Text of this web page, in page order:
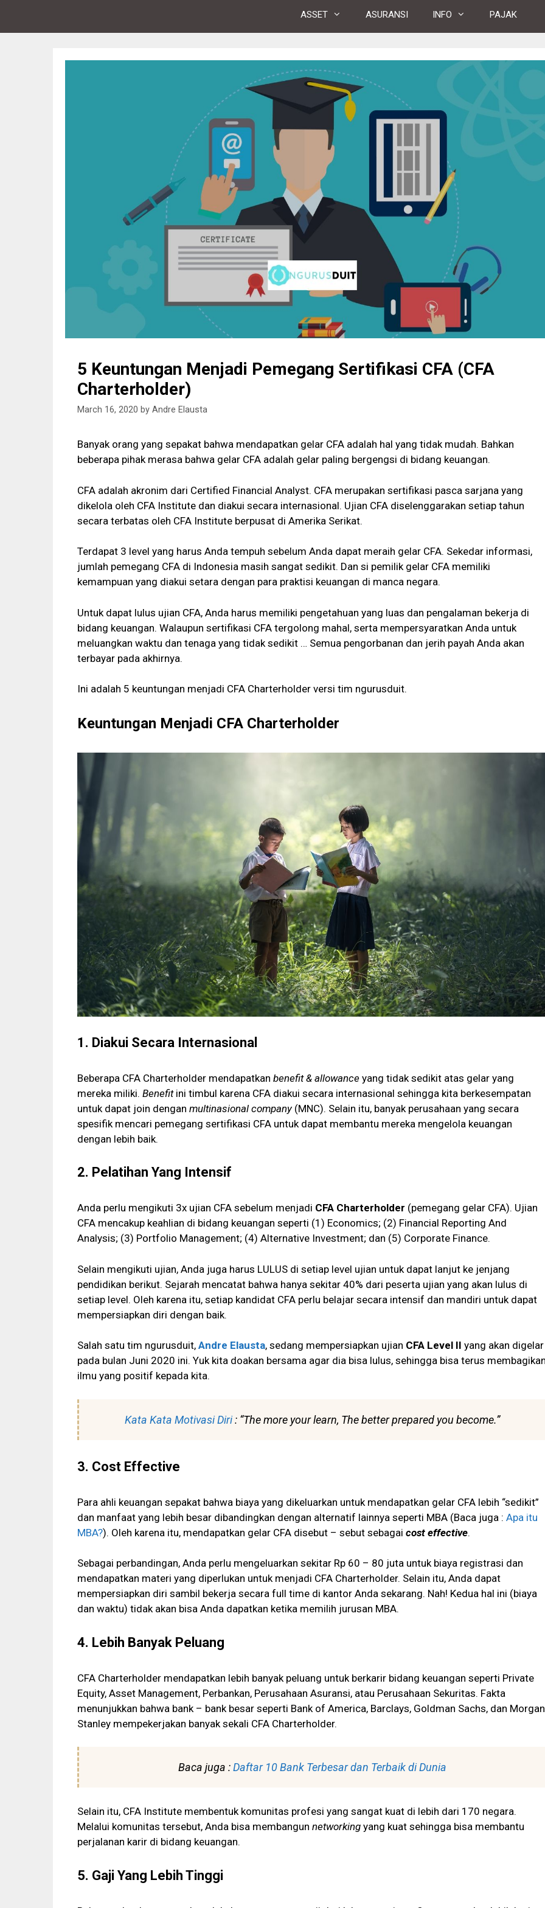
ASSET ASURANSI INFO PAJAK
5 Keuntungan Menjadi Pemegang Sertifikasi CFA (CFA
Charterholder)
March 16, 2020 by Andre Elausta
Banyak orang yang sepakat bahwa mendapatkan gelar CFA adalah hal yang tidak mudah. Bahkan
beberapa pihak merasa bahwa gelar CFA adalah gelar paling bergengsi di bidang keuangan.
CFA adalah akronim dari Certified Financial Analyst. CFA merupakan sertifikasi pasca sarjana yang
dikelola oleh CFA Institute dan diakui secara internasional. Ujian CFA diselenggarakan setiap tahun
secara terbatas oleh CFA Institute berpusat di Amerika Serikat.
Terdapat 3 level yang harus Anda tempuh sebelum Anda dapat meraih gelar CFA. Sekedar informasi,
jumlah pemegang CFA di Indonesia masih sangat sedikit. Dan si pemilik gelar CFA memiliki
kemampuan yang diakui setara dengan para praktisi keuangan di manca negara.
Untuk dapat lulus ujian CFA, Anda harus memiliki pengetahuan yang luas dan pengalaman bekerja di
bidang keuangan. Walaupun sertifikasi CFA tergolong mahal, serta mempersyaratkan Anda untuk
meluangkan waktu dan tenaga yang tidak sedikit … Semua pengorbanan dan jerih payah Anda akan
terbayar pada akhirnya.
Ini adalah 5 keuntungan menjadi CFA Charterholder versi tim ngurusduit.
Keuntungan Menjadi CFA Charterholder
1. Diakui Secara Internasional
Beberapa CFA Charterholder mendapatkan benefit & allowance yang tidak sedikit atas gelar yang
mereka miliki. Benefitini timbul karena CFA diakui secara internasional sehingga kita berkesempatan
untuk dapat join dengan multinasional company(MNC). Selain itu, banyak perusahaan yang secara
spesifik mencari pemegang sertifikasi CFA untuk dapat membantu mereka mengelola keuangan
dengan lebih baik.
2. Pelatihan Yang Intensif
Anda perlu mengikuti 3x ujian CFA sebelum menjadi CFA Charterholder (pemegang gelar CFA). Ujian
CFA mencakup keahlian di bidang keuangan seperti (1) Economics; (2) Financial Reporting And
Analysis; (3) Portfolio Management; (4) Alternative Investment; dan (5) Corporate Finance.
Selain mengikuti ujian, Anda juga harus LULUS di setiap level ujian untuk dapat lanjut ke jenjang
pendidikan berikut. Sejarah mencatat bahwa hanya sekitar 40% dari peserta ujian yang akan lulus di
setiap level. Oleh karena itu, setiap kandidat CFA perlu belajar secara intensif dan mandiri untuk dapat
mempersiapkan diri dengan baik.
Salah satu tim ngurusduit, Andre Elausta, sedang mempersiapkan ujian CFA Level II yang akan digelar
pada bulan Juni 2020 ini. Yuk kita doakan bersama agar dia bisa lulus, sehingga bisa terus
ilmu yang positif kepada kita.
Kata Kata Motivasi Diri: “The more your learn, The better prepared you become.”
3. Cost Effective
Para ahli keuangan sepakat bahwa biaya yang dikeluarkan untuk mendapatkan gelar CFA lebih “sedikit”
dan manfaat yang lebih besar dibandingkan dengan alternatif lainnya seperti MBA (Baca juga : Apa itu
MBA?). Oleh karena itu, mendapatkan gelar CFA disebut – sebut sebagai cost effective.
Sebagai perbandingan, Anda perlu mengeluarkan sekitar Rp 60 – 80 juta untuk biaya registrasi dan
mendapatkan materi yang diperlukan untuk menjadi CFA Charterholder. Selain itu, Anda dapat
mempersiapkan diri sambil bekerja secara full time di kantor Anda sekarang. Nah! Kedua hal ini (biaya
dan waktu) tidak akan bisa Anda dapatkan ketika memilih jurusan MBA.
4. Lebih Banyak Peluang
CFA Charterholder mendapatkan lebih banyak peluang untuk berkarir bidang keuangan seperti Private
Equity, Asset Management, Perbankan, Perusahaan Asuransi, atau Perusahaan Sekuritas. Fakta
menunjukkan bahwa bank – bank besar seperti Bank of America, Barclays, Goldman Sachs, dan Morgan
Stanley mempekerjakan banyak sekali CFA Charterholder.
Baca juga :Daftar 10 Bank Terbesar dan Terbaik di Dunia
Selain itu, CFA Institute membentuk komunitas profesi yang sangat kuat di lebih dari 170 negara.
Melalui komunitas tersebut, Anda bisa membangun networking yang kuat sehingga bisa membantu
perjalanan karir di bidang keuangan.
5. Gaji Yang Lebih Tinggi